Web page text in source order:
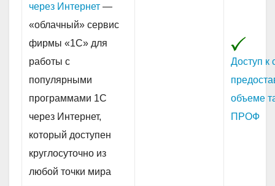
через Интернет —
«облачный» сервис
фирмы «1С» для
работы с
популярными
программами 1С
через Интернет,
который доступен
круглосуточно из
любой точки мира
Доступ к
объеме
ПРОФ